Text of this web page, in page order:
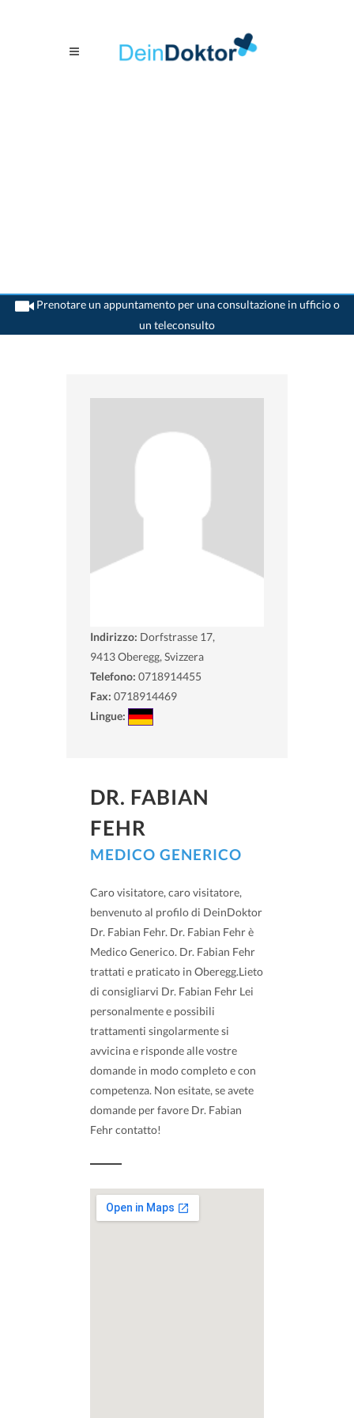
Prenotare un appuntamento per una consultazione in ufficio o
un teleconsulto
>Medico generico>Oberegg>Dr. Fabian Fehr
Indirizzo: Dorfstrasse 17,
9413Oberegg, Svizzera
Telefono: 0718914455
Fax: 0718914469
Lingue:
DR. FABIAN
FEHR
MEDICO GENERICO
Caro visitatore, caro visitatore,
benvenuto al profilo di DeinDoktor
Dr. Fabian Fehr. Dr. Fabian Fehr è
Medico Generico. Dr. Fabian Fehr
trattati e praticato in Oberegg.Lieto
di consigliarvi Dr. Fabian Fehr Lei
personalmente e possibili
trattamenti singolarmente si
avvicina e risponde alle vostre
domande in modo completo e con
competenza. Non esitate, se avete
domande per favore Dr. Fabian
Fehr contatto!